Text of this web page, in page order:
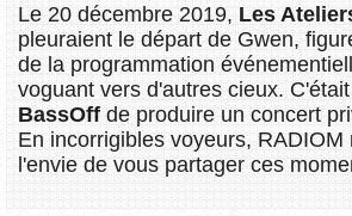
Le 20 décembre 2019, Les
pleuraient le départ de Gwen,
de la programmation
voguant vers d'autres cieux.
BassOff de produire un concert
En incorrigibles voyeurs, RADIOM
l'envie de vous partager ces